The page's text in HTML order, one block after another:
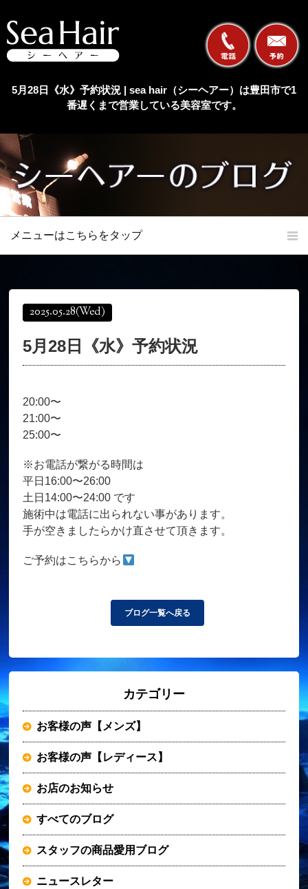
5月28日《水》予約状況 | sea hair（シーヘアー）は豊田市で1
番遅くまで営業している美容室です。
メニューはこちらをタップ
オンラインショップ
育毛コース よくある質問
お客様の声
ご予約＋お問い合わせ
2025.05.28(Wed)
5月28日《水》予約状況
20:00〜
21:00〜
25:00〜
※お電話が繋がる時間は
平日16:00〜26:00
土日14:00〜24:00 です
施術中は電話に出られない事があります。
手が空きましたらかけ直させて頂きます。
ご予約はこちらから
ブログ一覧へ戻る
カテゴリー
お客様の声【メンズ】
お客様の声【レディース】
お店のお知らせ
すべてのブログ
スタッフの商品愛用ブログ
ニュースレター